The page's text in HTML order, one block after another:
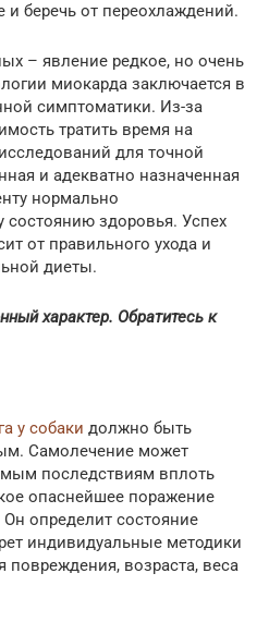
и беречь от переохлаждений.
– явление редкое, но очень
миокарда заключается в
симптоматики. Из-за
тратить время на
для точной
и адекватно назначенная
нормально
состоянию здоровья. Успех
от правильного ухода и
диеты.
характер. Обратитесь к
у собаки должно быть
Самолечение может
последствиям вплоть
опаснейшее поражение
определит состояние
индивидуальные методики
повреждения, возраста, веса